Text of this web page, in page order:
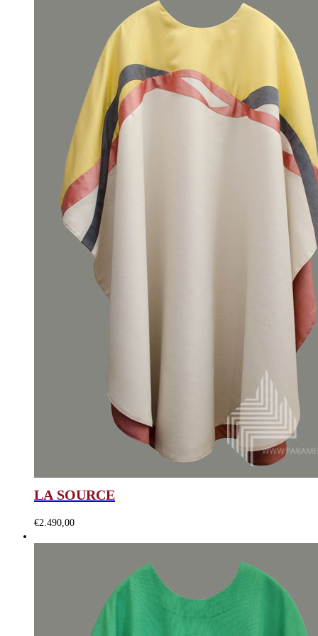
LA SOURCE
€2.490,00